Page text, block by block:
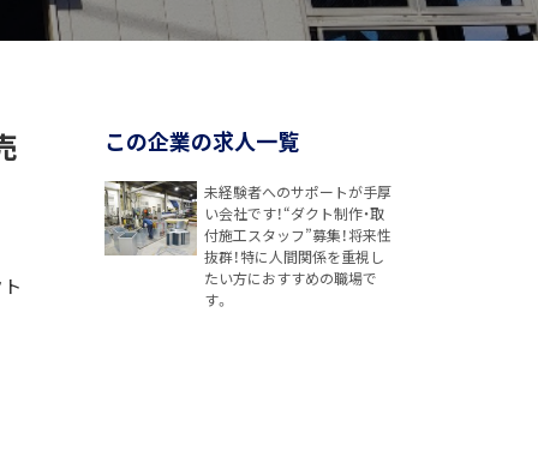
この企業の求人一覧
未経験者へのサポートが手厚
い会社です！“ダクト制作・取
付施工スタッフ”募集！将来性
抜群！特に人間関係を重視し
たい方におすすめの職場で
す。